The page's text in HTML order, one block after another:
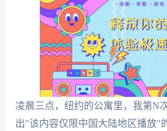
凌晨三点，纽约的公寓里，我第N
出"该内容仅限中国大陆地区播放"